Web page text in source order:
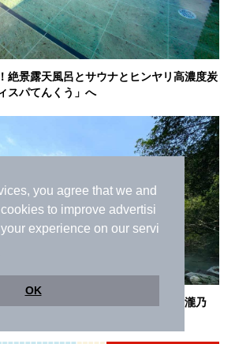
you agree that we and
to improve advertisi
experience on our servi
OK
絶景露天風呂とサウナとヒンヤリ高濃度炭
スパてんくう」へ
お手頃価格で入浴できる共同浴場「瀧乃